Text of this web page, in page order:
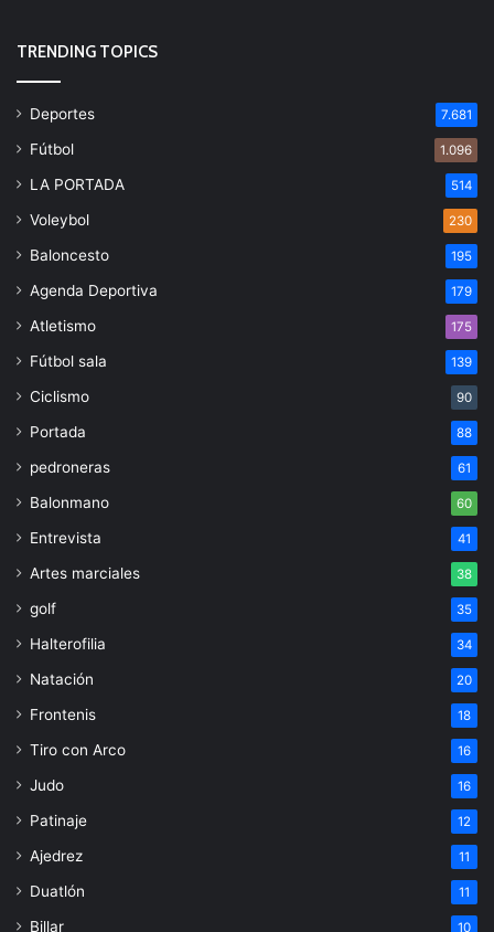
TRENDING TOPICS
Deportes 7.681
Fútbol 1.096
LA PORTADA 514
Voleybol 230
Baloncesto 195
Agenda Deportiva 179
Atletismo 175
Fútbol sala 139
Ciclismo 90
Portada 88
pedroneras 61
Balonmano 60
Entrevista 41
Artes marciales 38
golf 35
Halterofilia 34
Natación 20
Frontenis 18
Tiro con Arco 16
Judo 16
Patinaje 12
Ajedrez 11
Duatlón 11
Billar 10